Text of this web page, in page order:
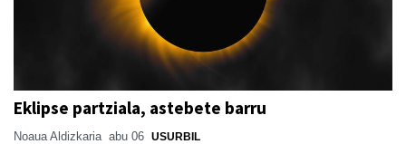
Eklipse partziala, astebete barru
Noaua Aldizkaria abu 06 USURBIL